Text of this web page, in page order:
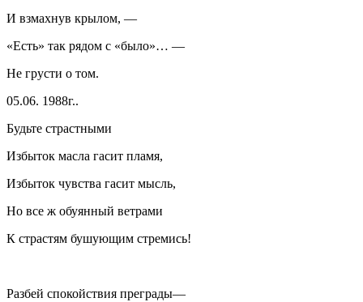
И взмахнув крылом, —
«Есть» так рядом с «было»… —
Не грусти о том.
05.06. 1988г..
Будьте страстными
Избыток масла гасит пламя,
Избыток чувства гасит мысль,
Но все ж обуянный ветрами
К страстям бушующим стремись!
Разбей спокойствия преграды—